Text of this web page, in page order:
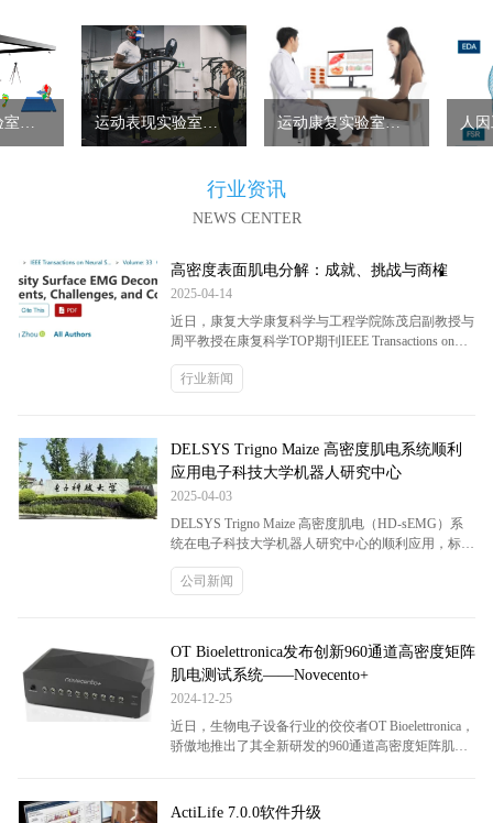
生物力学实验室解决方案 运动表现实验室解决方案 运动康复实验室解决方案
行业资讯
NEWS CENTER
高密度表面肌电分解：成就、挑战与商榷
2025-04-14
近日，康复大学康复科学与工程学院陈茂启副教授与
周平教授在康复科学TOP期刊IEEE Transactions on
Neural Systems and Rehabilitation Engineering发表综述
文章，系统回顾高密度表面肌电分解的历史与进展，
行业新闻
DELSYS Trigno Maize 高密度肌电系统顺利
应用电子科技大学机器人研究中心
2025-04-03
DELSYS Trigno Maize 高密度肌电（HD-sEMG）系
统在电子科技大学机器人研究中心的顺利应用，标志
着双方在智能机器人控制与生物力学研究领域的技术
融合迈入新阶段。该系统通过64通道高密度肌电信号
实验平台。
公司新闻
OT Bioelettronica发布创新960通道高密度矩阵
肌电测试系统——Novecento+
2024-12-25
近日，生物电子设备行业的佼佼者OT Bioelettronica，
骄傲地推出了其全新研发的960通道高密度矩阵肌电
到了业界内外的热烈关注。Novecento+不仅仅是一款
ActiLife 7.0.0软件升级